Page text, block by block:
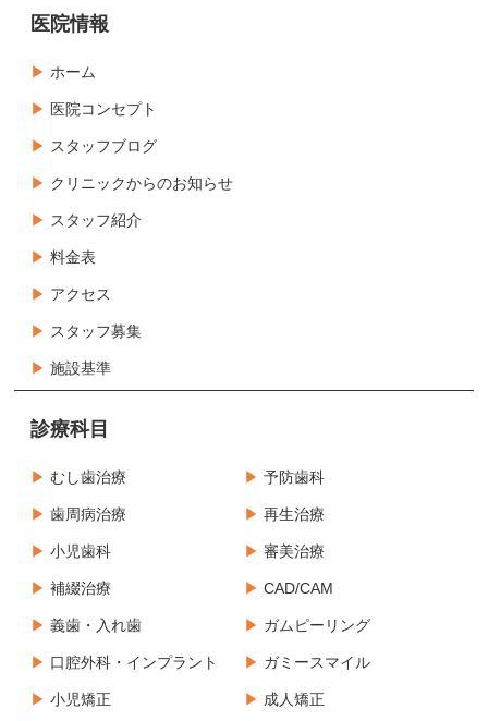
医院情報
ホーム
医院コンセプト
スタッフブログ
クリニックからのお知らせ
スタッフ紹介
料金表
アクセス
スタッフ募集
施設基準
診療科目
むし歯治療 予防歯科
歯周病治療 再生治療
小児歯科 審美治療
補綴治療 CAD/CAM
義歯・入れ歯 ガムピーリング
口腔外科・インプラント ガミースマイル
小児矯正 成人矯正